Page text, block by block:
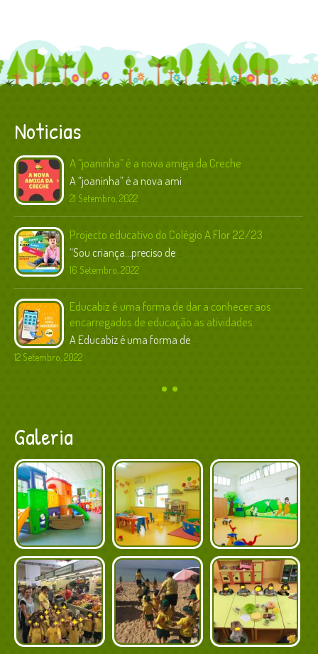
Noticias
A “joaninha” é a nova amiga da Creche
A “joaninha” é a nova ami
21 Setembro, 2022
Projecto educativo do Colégio A Flor 22/23
“Sou criança…preciso de
16 Setembro, 2022
Educabiz é uma forma de dar a conhecer aos
encarregados de educação as atividades
A Educabiz é uma forma de
12 Setembro, 2022
Galeria